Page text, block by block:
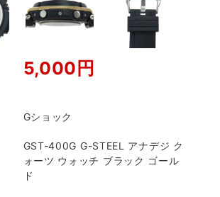
5,000円
Gショック
GST-400G G-STEEL アナデジ ク
ォーツ ウォッチ ブラック ゴール
ド